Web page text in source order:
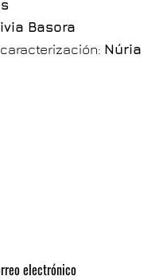
Basora
Núria
electrónico